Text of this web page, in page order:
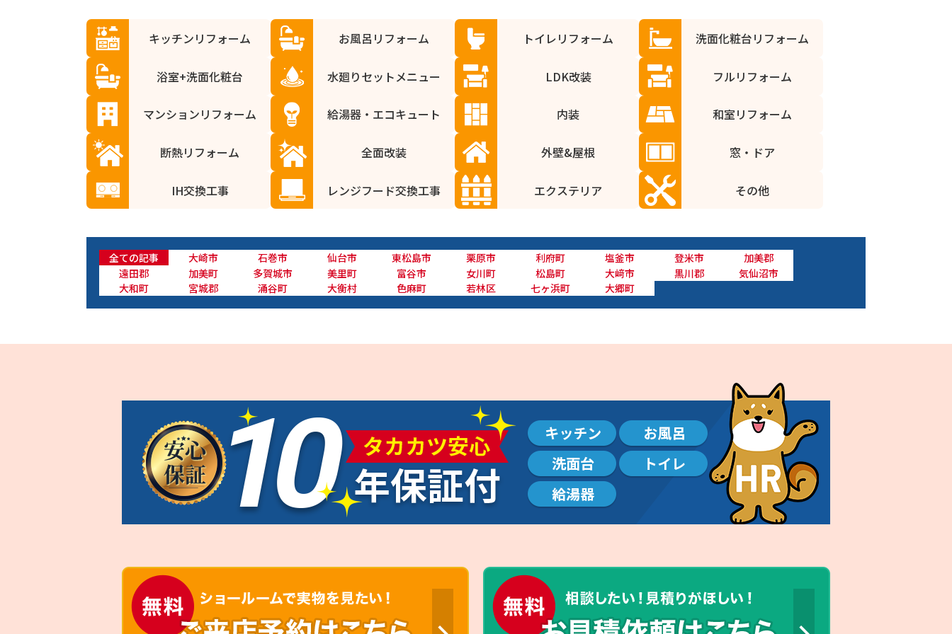
キッチンリフォーム お風呂リフォーム トイレリフォーム 洗面化粧台リフォーム
浴室+洗面化粧台 水廻りセットメニュー LDK改装 フルリフォーム
マンションリフォーム 給湯器・エコキュート 内装 和室リフォーム
断熱リフォーム 全面改装 外壁&屋根 窓・ドア
IH交換工事 レンジフード交換工事 エクステリア その他
全ての記事 大崎市 石巻市 仙台市 東松島市 栗原市 利府町 塩釜市 登米市
加美郡
遠田郡
加美町 多賀城市 美里町 富谷市 女川町 松島町 大﨑市 黒川郡
気仙沼市
大和町
宮城郡 涌谷町 大衡村 色麻町 若林区 七ヶ浜町 大郷町